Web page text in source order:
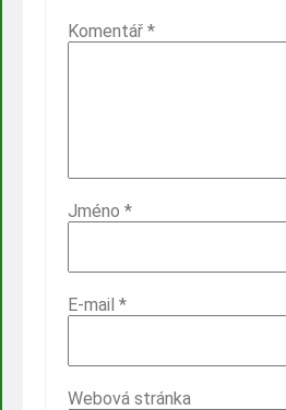
Komentář *
Jméno *
E-mail *
Webová stránka